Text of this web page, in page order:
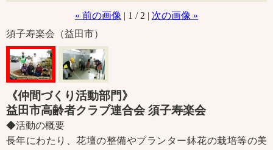
« 前の画像 | 1 / 2 | 次の画像 »
須子寿楽会（益田市）
《仲間づくり活動部門》
益田市高齢者クラブ連合会 須子寿楽会
◆活動の概要
長年にわたり、花壇の整備やプランター鉢花の栽培等の美